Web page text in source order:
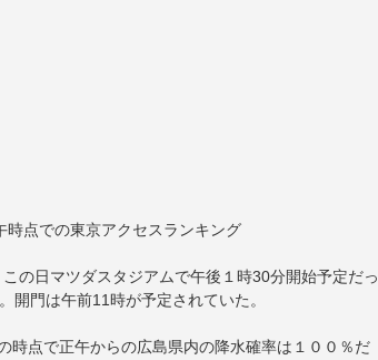
点での東京アクセスランキング
の日マツダスタジアムで午後１時30分開始予定だっ
開門は午前11時が予定されていた。
時点で正午からの広島県内の降水確率は１００％だ